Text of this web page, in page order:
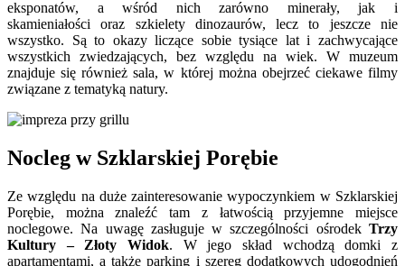
eksponatów, a wśród nich zarówno minerały, jak i
skamieniałości oraz szkielety dinozaurów, lecz to jeszcze nie
wszystko. Są to okazy liczące sobie tysiące lat i zachwycające
wszystkich zwiedzających, bez względu na wiek. W muzeum
znajduje się również sala, w której można obejrzeć ciekawe filmy
związane z tematyką natury.
Nocleg w Szklarskiej Porębie
Ze względu na duże zainteresowanie wypoczynkiem w Szklarskiej
Porębie, można znaleźć tam z łatwością przyjemne miejsce
noclegowe. Na uwagę zasługuje w szczególności ośrodek Trzy
Kultury – Złoty Widok. W jego skład wchodzą domki z
apartamentami, a także parking i szereg dodatkowych udogodnień